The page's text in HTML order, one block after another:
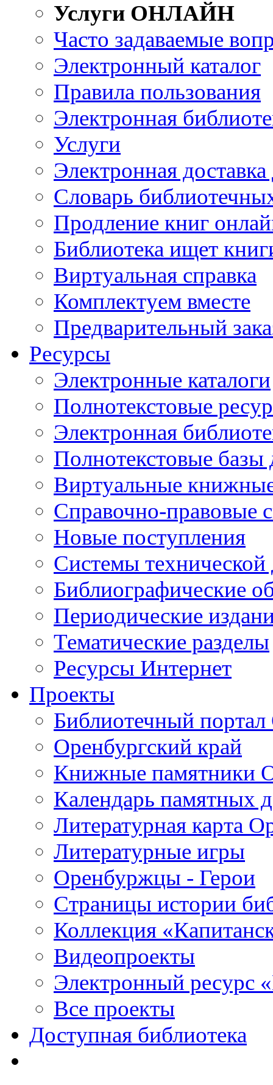
Услуги ОНЛАЙН
Часто задаваемые
Электронный каталог
Правила пользования
Электронная
Услуги
Электронная
Словарь
Продление книг
Библиотека ищет
Виртуальная справка
Комплектуем вместе
Предварительный
Ресурсы
Электронные каталоги
Полнотекстовые
Электронная
Полнотекстовые
Виртуальные
Справочно-правовые
Новые поступления
Cистемы
Библиографические
Периодические
Тематические разделы
Ресурсы Интернет
Проекты
Библиотечный портал
Оренбургский край
Книжные памятники
Календарь памятных
Литературная карта
Литературные игры
Оренбуржцы - Герои
Страницы истории
Коллекция
Видеопроекты
Электронный ресурс
Все проекты
Доступная библиотека